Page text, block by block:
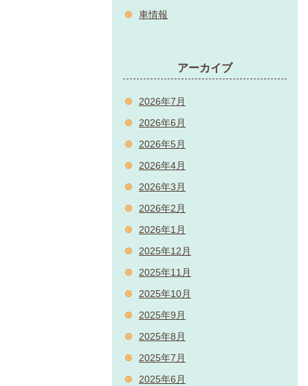
車情報
アーカイブ
2026年7月
2026年6月
2026年5月
2026年4月
2026年3月
2026年2月
2026年1月
2025年12月
2025年11月
2025年10月
2025年9月
2025年8月
2025年7月
2025年6月